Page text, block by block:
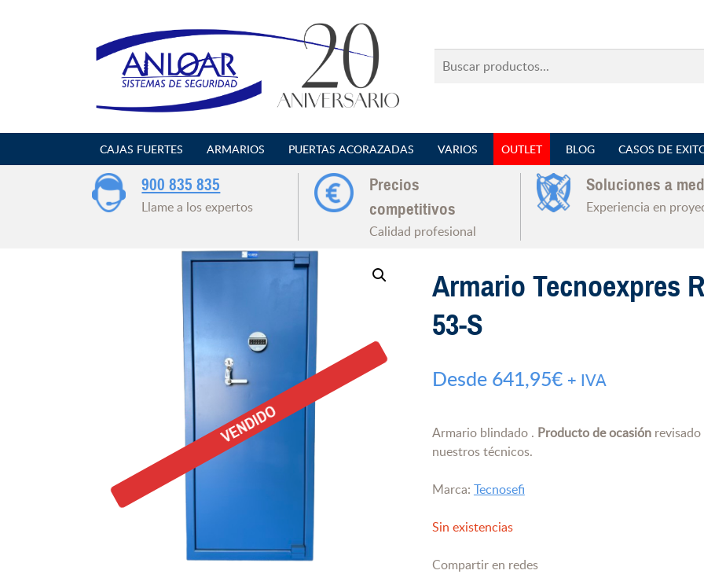
Buscar
productos...
CAJAS FUERTES ARMARIOS PUERTAS ACORAZADAS VARIOS OUTLET BLOG CASOS DE
900 835 835
Llame a los expertos
Precios
competitivos
Calidad profesional
Soluciones a
Experiencia en
VENDIDO
Armario Tecnoexpres
53-S
Desde 641,95€ + IVA
Armario blindado . Producto de ocasiónrevisado
nuestros técnicos.
Marca: Tecnosefi
Sin existencias
Compartir en redes